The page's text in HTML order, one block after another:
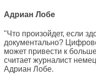
Адриан Лобе
"Что произойдет, если
документально?
может привести к
считает журналист
Адриан Лобе.